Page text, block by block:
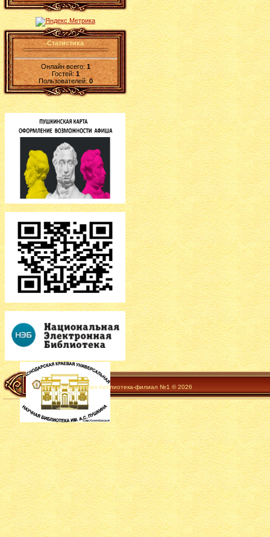
Статистика
Онлайн всего:1
Гостей:1
Пользователей: 0
Детско-юношеская библиотека-филиал №1 © 2026